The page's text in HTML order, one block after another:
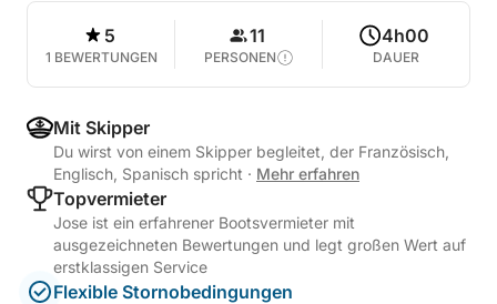
5
1 BEWERTUNGEN
11
PERSONEN
4h00
DAUER
Mit Skipper
Du wirst von einem Skipper begleitet, der Französisch,
Englisch, Spanisch spricht · Mehr erfahren
Topvermieter
Jose ist ein erfahrener Bootsvermieter mit
ausgezeichneten Bewertungen und legt großen Wert auf
erstklassigen Service
Flexible Stornobedingungen